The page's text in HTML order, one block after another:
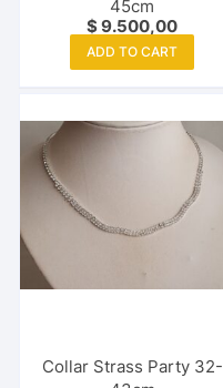
45cm
$9.500,00
ADD TO CART
Collar Strass Party 32-